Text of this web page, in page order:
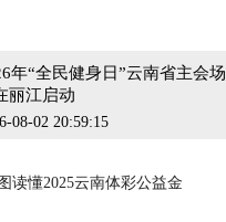
年“全民健身日”云南省主会场活
江启动
08-02 20:59:15
读懂2025云南体彩公益金